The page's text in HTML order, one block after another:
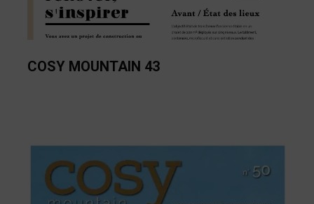
COSY MOUNTAIN 43